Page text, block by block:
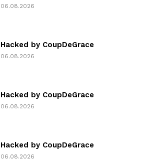
06.08.2026
Hacked by CoupDeGrace
06.08.2026
Hacked by CoupDeGrace
06.08.2026
Hacked by CoupDeGrace
06.08.2026